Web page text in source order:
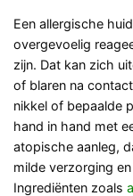
Een allergische
overgevoelig
zijn. Dat kan zich
of blaren na
nikkel of bepaalde
hand in hand met
atopische aanleg,
milde verzorging
Ingrediënten zoals